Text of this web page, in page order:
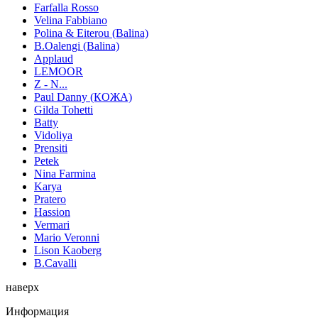
Farfalla Rosso
Velina Fabbiano
Polina & Eiterou (Balina)
B.Oalengi (Balina)
Applaud
LEMOOR
Z - N...
Paul Danny (КОЖА)
Gilda Tohetti
Batty
Vidoliya
Prensiti
Petek
Nina Farmina
Karya
Pratero
Hassion
Vermari
Mario Veronni
Lison Kaoberg
B.Cavalli
наверх
Информация